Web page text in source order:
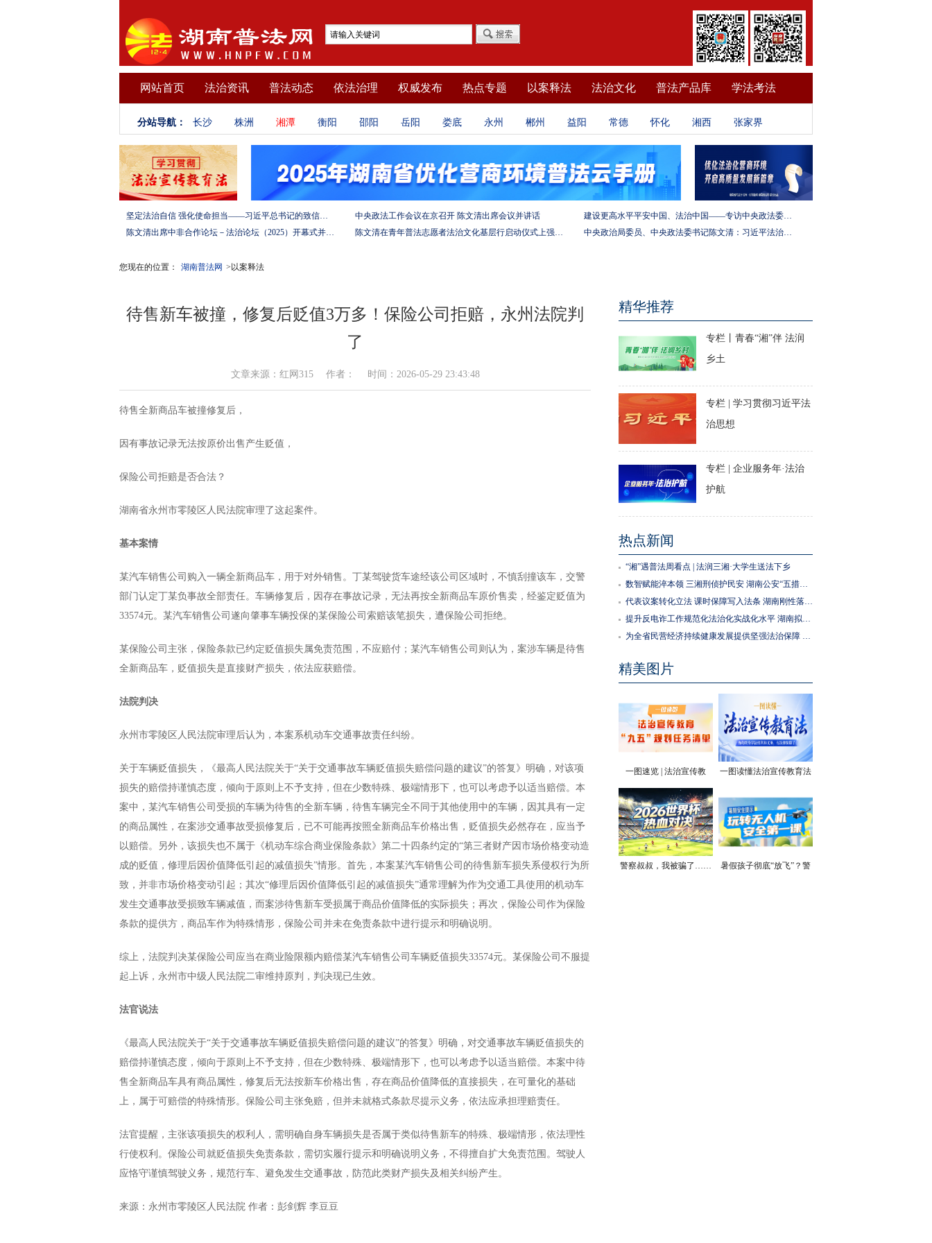
网站首页 法治资讯 普法动态 依法治理 权威发布 热点专题 以案释法 法治文化 普法产品库 学法考法
分站导航： 长沙 株洲 湘潭 衡阳 邵阳 岳阳 娄底 永州 郴州 益阳 常德 怀化 湘西 张家界
坚定法治自信 强化使命担当——习近平总书记的致信激励法学法律工作者投身全面依法治国伟大实践 中央政法工作会议在京召开 陈文清出席会议并讲话
建设更高水平平安中国、法治中国——专访中央政法委秘书长訚柏
陈文清出席中非合作论坛－法治论坛（2025）开幕式并在湖南调研
陈文清在青年普法志愿者法治文化基层行启动仪式上强调 以学习宣传习近平法治思想引领普法工作 中央政治局委员、中央政法委书记陈文清：习近平法治思想是全面依法治国的根本遵循和行动指南
您现在的位置： 湖南普法网 >以案释法
待售新车被撞，修复后贬值3万多！保险公司拒赔，永州法院判
了
文章来源：红网315 作者： 时间：2026-05-29 23:43:48
待售全新商品车被撞修复后，
因有事故记录无法按原价出售产生贬值，
保险公司拒赔是否合法？
湖南省永州市零陵区人民法院审理了这起案件。
基本案情
某汽车销售公司购入一辆全新商品车，用于对外销售。丁某驾驶货车途经该公司区域时，不慎刮撞该车，交警
部门认定丁某负事故全部责任。车辆修复后，因存在事故记录，无法再按全新商品车原价售卖，经鉴定贬值为
33574元。某汽车销售公司遂向肇事车辆投保的某保险公司索赔该笔损失，遭保险公司拒绝。
某保险公司主张，保险条款已约定贬值损失属免责范围，不应赔付；某汽车销售公司则认为，案涉车辆是待售
全新商品车，贬值损失是直接财产损失，依法应获赔偿。
法院判决
永州市零陵区人民法院审理后认为，本案系机动车交通事故责任纠纷。
关于车辆贬值损失，《最高人民法院关于“关于交通事故车辆贬值损失赔偿问题的建议”的答复》明确，对该项
损失的赔偿持谨慎态度，倾向于原则上不予支持，但在少数特殊、极端情形下，也可以考虑予以适当赔偿。本
案中，某汽车销售公司受损的车辆为待售的全新车辆，待售车辆完全不同于其他使用中的车辆，因其具有一定
的商品属性，在案涉交通事故受损修复后，已不可能再按照全新商品车价格出售，贬值损失必然存在，应当予
以赔偿。另外，该损失也不属于《机动车综合商业保险条款》第二十四条约定的“第三者财产因市场价格变动造
成的贬值，修理后因价值降低引起的减值损失”情形。首先，本案某汽车销售公司的待售新车损失系侵权行为所
致，并非市场价格变动引起；其次“修理后因价值降低引起的减值损失”通常理解为作为交通工具使用的机动车
发生交通事故受损致车辆减值，而案涉待售新车受损属于商品价值降低的实际损失；再次，保险公司作为保险
条款的提供方，商品车作为特殊情形，保险公司并未在免责条款中进行提示和明确说明。
综上，法院判决某保险公司应当在商业险限额内赔偿某汽车销售公司车辆贬值损失33574元。某保险公司不服提
起上诉，永州市中级人民法院二审维持原判，判决现已生效。
法官说法
《最高人民法院关于“关于交通事故车辆贬值损失赔偿问题的建议”的答复》明确，对交通事故车辆贬值损失的
赔偿持谨慎态度，倾向于原则上不予支持，但在少数特殊、极端情形下，也可以考虑予以适当赔偿。本案中待
售全新商品车具有商品属性，修复后无法按新车价格出售，存在商品价值降低的直接损失，在可量化的基础
上，属于可赔偿的特殊情形。保险公司主张免赔，但并未就格式条款尽提示义务，依法应承担理赔责任。
法官提醒，主张该项损失的权利人，需明确自身车辆损失是否属于类似待售新车的特殊、极端情形，依法理性
行使权利。保险公司就贬值损失免责条款，需切实履行提示和明确说明义务，不得擅自扩大免责范围。驾驶人
应恪守谨慎驾驶义务，规范行车、避免发生交通事故，防范此类财产损失及相关纠纷产生。
来源：永州市零陵区人民法院 作者：彭剑辉 李豆豆
精华推荐
专栏丨青春“湘”伴 法润
乡土
专栏 | 学习贯彻习近平法
治思想
专栏 | 企业服务年·法治
护航
热点新闻
“湘”遇普法周看点 | 法润三湘·大学生送法下乡
数智赋能淬本领 三湘刑侦护民安 湖南公安“五措并举”推进执法规范化建设
代表议案转化立法 课时保障写入法条 湖南刚性落实中小学生体育锻炼要求
提升反电诈工作规范化法治化实战化水平 湖南拟为反电诈工作立法
为全省民营经济持续健康发展提供坚强法治保障 湖南拟出台实施民营经济促进法办法
精美图片
一图速览 | 法治宣传教
育“九五”规划任务清单
一图读懂法治宣传教育法
务，有法律保障了
警察叔叔，我被骗了……
暑假孩子彻底“放飞”？警